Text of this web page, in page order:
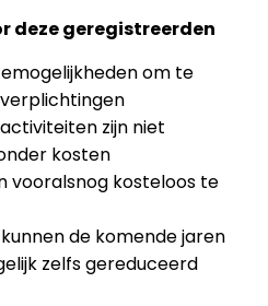
deze geregistreerden
om te
zijn niet
kosten
vooralsnog kosteloos te
de komende jaren
zelfs gereduceerd